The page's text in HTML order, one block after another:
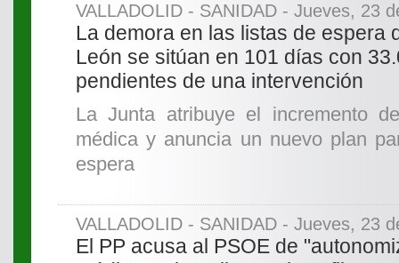
VALLADOLID - SANIDAD - Jueves, 23
La demora en las listas de espera
León se sitúan en 101 días con
pendientes de una intervención
La Junta atribuye el incremento
médica y anuncia un nuevo plan
espera
VALLADOLID - SANIDAD - Jueves, 23
El PP acusa al PSOE de